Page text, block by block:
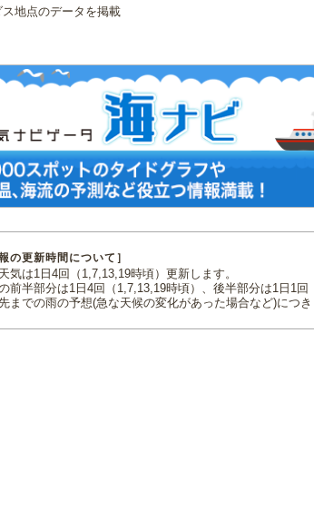
地点のデータを掲載
の更新時間について］
気は1日4回（1,7,13,19時頃）更新します。
前半部分は1日4回（1,7,13,19時頃）、後半部分は1日1回
までの雨の予想(急な天候の変化があった場合など)につ